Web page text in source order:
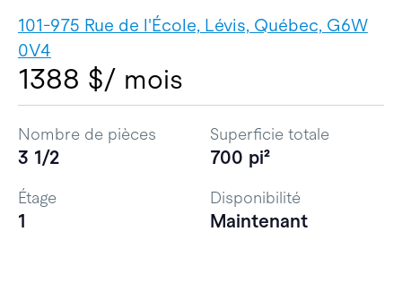
101-975 Rue de l'École, Lévis, Québec, G6W
0V4
1388 $/ mois
Nombre de pièces
3 1/2
Superficie totale
700 pi²
Étage
1
Disponibilité
Maintenant